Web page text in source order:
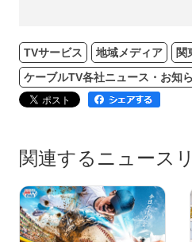
TVサービス 地域メディア
関
ケーブルTV各社ニュース・お知
関連するニュース